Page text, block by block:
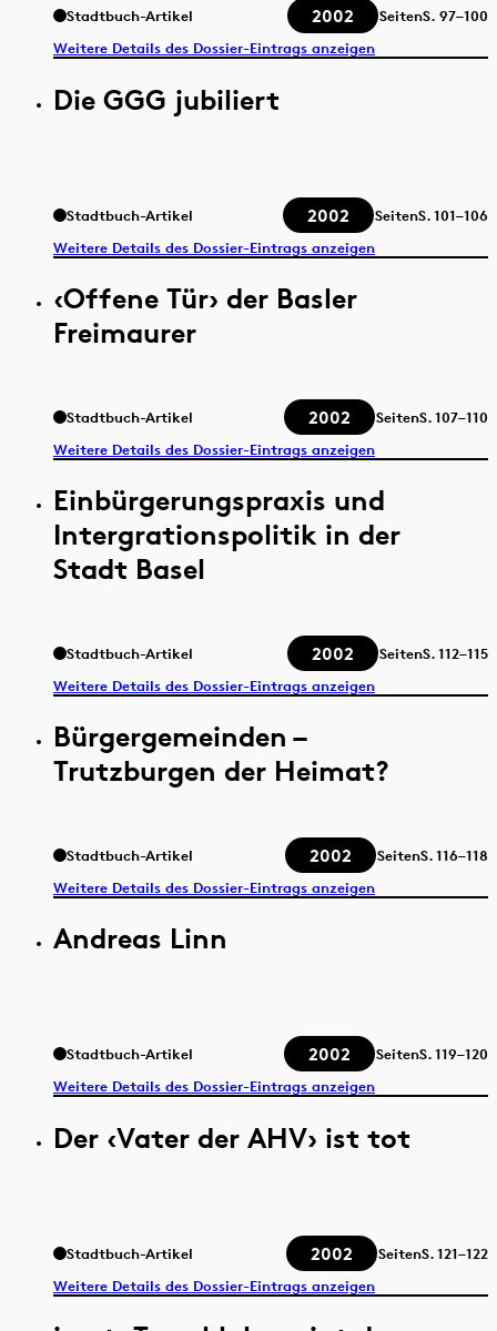
Stadtbuch-Artikel 2002 SeitenS. 97–100
Weitere Details des Dossier-Eintrags anzeigen
Die GGG jubiliert
Stadtbuch-Artikel 2002 SeitenS.101–106
Weitere Details des Dossier-Eintrags anzeigen
‹Offene Tür› der Basler
Freimaurer
Stadtbuch-Artikel 2002 SeitenS.107–110
Weitere Details des Dossier-Eintrags anzeigen
Einbürgerungspraxis und
Intergrationspolitik in der
Stadt Basel
Stadtbuch-Artikel 2002 SeitenS.112–115
Weitere Details des Dossier-Eintrags anzeigen
Bürgergemeinden –
Trutzburgen der Heimat?
Stadtbuch-Artikel 2002 SeitenS.116–118
Weitere Details des Dossier-Eintrags anzeigen
Andreas Linn
Stadtbuch-Artikel 2002 SeitenS.119–120
Weitere Details des Dossier-Eintrags anzeigen
Der ‹Vater der AHV› ist tot
Stadtbuch-Artikel 2002 SeitenS.121–122
Weitere Details des Dossier-Eintrags anzeigen